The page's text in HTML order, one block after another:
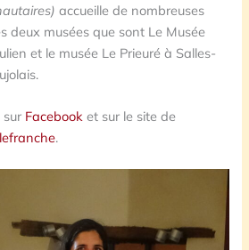
accueille de nombreuses
deux musées que sont Le Musée
et le musée Le Prieuré à Salles-
sur Facebook et sur le site de
.